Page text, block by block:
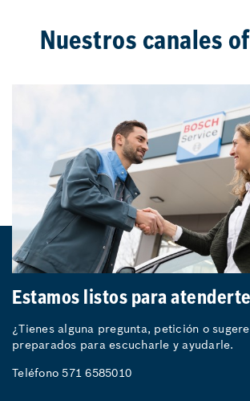
Nuestros canales
Estamos listos para
¿Tienes alguna pregunta, petición o
preparados para escucharle y ayudarle.
Teléfono 571 6585010